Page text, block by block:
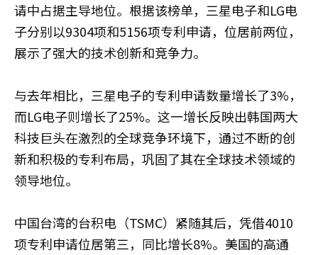
请中占据主导地位。根据该榜单，三星电子和LG电
子分别以9304项和5156项专利申请，位居前两位，
展示了强大的技术创新和竞争力。
与去年相比，三星电子的专利申请数量增长了3%，
而LG电子则增长了25%。这一增长反映出韩国两大
科技巨头在激烈的全球竞争环境下，通过不断的创
新和积极的专利布局，巩固了其在全球技术领域的
领导地位。
中国台湾的台积电（TSMC）紧随其后，凭借4010
项专利申请位居第三，同比增长8%。美国的高通